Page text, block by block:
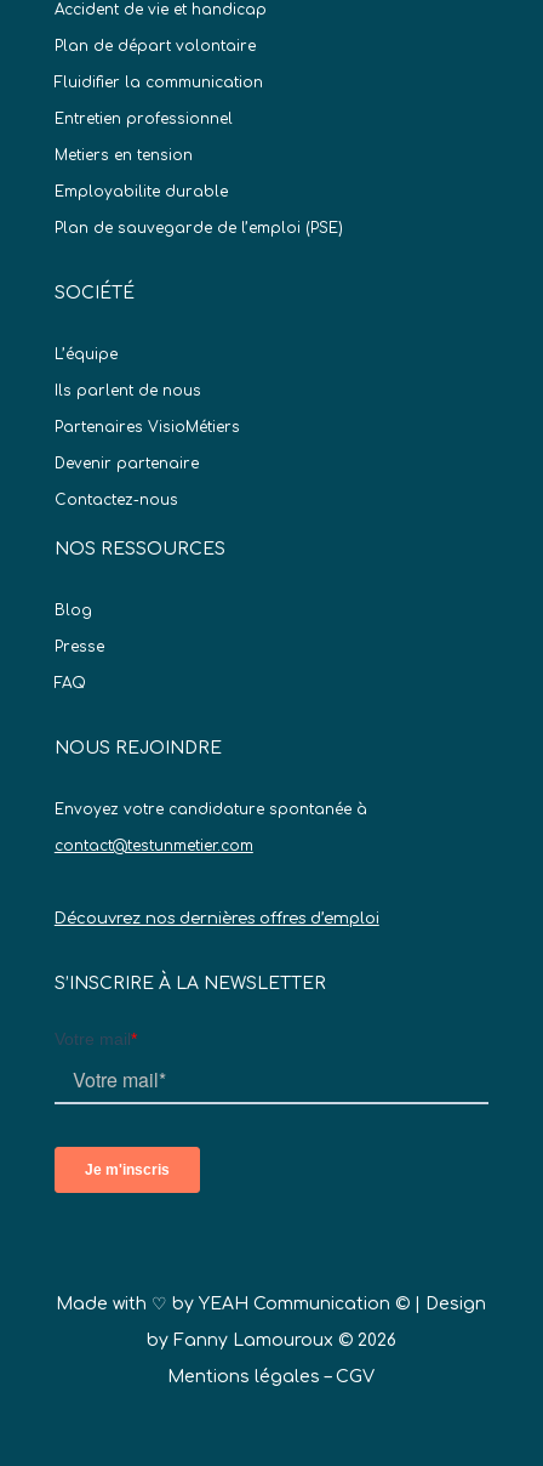
Accident de vie et handicap
Plan de départ volontaire
Fluidifier la communication
Entretien professionnel
Metiers en tension
Employabilite durable
Plan de sauvegarde de l’emploi (PSE)
SOCIÉTÉ
L’équipe
Ils parlent de nous
Partenaires VisioMétiers
Devenir partenaire
Contactez-nous
NOS RESSOURCES
Blog
Presse
FAQ
NOUS REJOINDRE
Envoyez votre candidature spontanée à
contact@testunmetier.com
Découvrez nos dernières offres d’emploi
S’INSCRIRE À LA NEWSLETTER
Made with ♡ byYEAH Communication © | Design
by Fanny Lamouroux © 2026
Mentions légales –CGV